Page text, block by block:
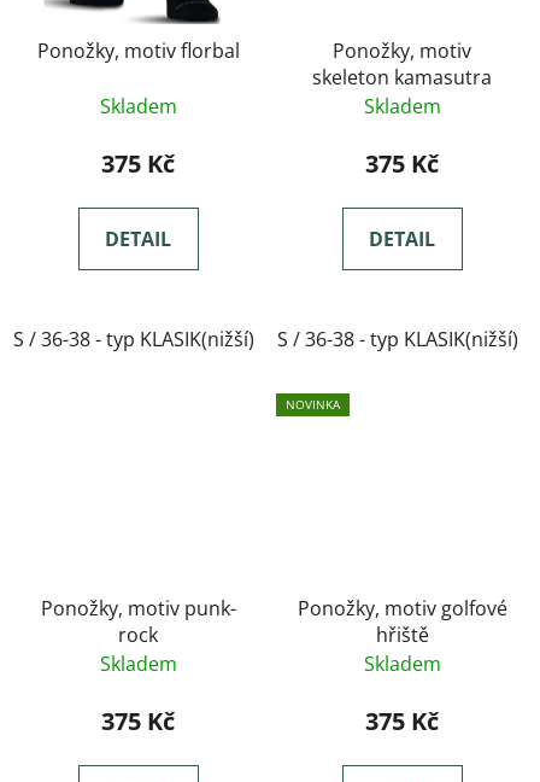
Ponožky, motiv florbal
Skladem
375 Kč
DETAIL
S / 36-38 - typ KLASIK(nižší) M / 39-41- typ KLASIK(nižší)
Ponožky, motiv
skeleton kamasutra
Skladem
375 Kč
DETAIL
S / 36-38 - typ KLASIK(nižší)
Ponožky, motiv punk-
rock
Skladem
375 Kč
NOVINKA
Ponožky, motiv golfové
hřiště
Skladem
375 Kč